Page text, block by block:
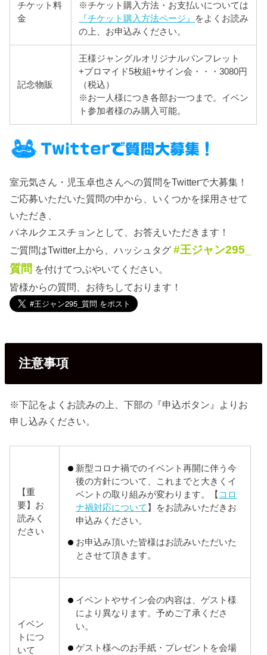
チケット料
金
※チケット購入方法・お支払いについては
『チケット購入方法ページ』
をよくお読み
の上、お申込みください。
記念物販
王様ジャングルオリジナルパンフレット
+ブロマイド5枚組+サイン会・・・3080円
（税込）
※お一人様につき各部お一つまで。イベン
ト参加者様のみ購入可能。
室元気さん・児玉卓也さんへの質問をTwitterで大募集！
ご応募いただいた質問の中から、いくつかを採用させて
いただき、
パネルクエスチョンとして、お答えいただきます！
ご質問はTwitter上から、ハッシュタグ#王ジャン295_
質問 を付けてつぶやいてください。
皆様からの質問、お待ちしております！
注意事項
※下記をよくお読みの上、下部の『申込ボタン』よりお
申し込みください。
【重
要】お
読みく
ださい
新型コロナ禍でのイベント再開に伴う今
後の方針について、これまでと大きくイ
ベントの取り組みが変わります。【 コロ
ナ禍対応について 】をお読みいただきお
申込みください。
お申込み頂いた皆様はお読みいただいた
とさせて頂きます。
イベン
トにつ
いて
イベントやサイン会の内容は、ゲスト様
により異なります。予めご了承くださ
い。
ゲスト様へのお手紙・プレゼントを会場